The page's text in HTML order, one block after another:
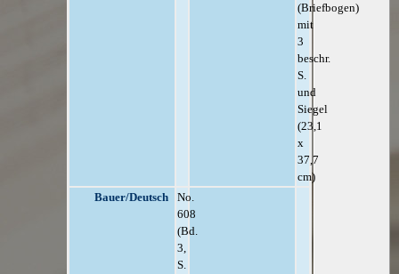
(Briefbogen)
mit
3
beschr.
S.
und
Siegel
(23,1
x
37,7
cm)
Bauer/Deutsch
No.
608
(Bd.
3,
S.